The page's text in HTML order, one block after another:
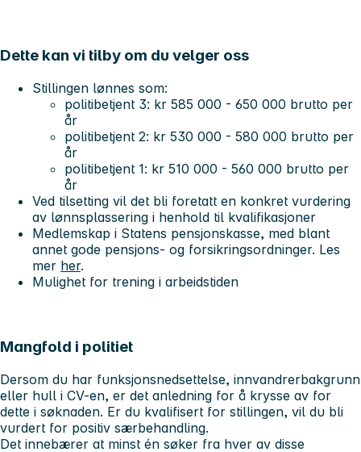
Dette kan vi tilby om du velger oss
Stillingen lønnes som:
politibetjent 3: kr 585 000 - 650 000 brutto per
år
politibetjent 2: kr 530 000 - 580 000 brutto per
år
politibetjent 1: kr 510 000 - 560 000 brutto per
år
Ved tilsetting vil det bli foretatt en konkret vurdering
av lønnsplassering i henhold til kvalifikasjoner
Medlemskap i Statens pensjonskasse, med blant
annet gode pensjons- og forsikringsordninger. Les
mer her.
Mulighet for trening i arbeidstiden
Mangfold i politiet
Dersom du har funksjonsnedsettelse, innvandrerbakgrunn
eller hull i CV-en, er det anledning for å krysse av for
dette i søknaden. Er du kvalifisert for stillingen, vil du bli
vurdert for positiv særbehandling.
Det innebærer at minst én søker fra hver av disse